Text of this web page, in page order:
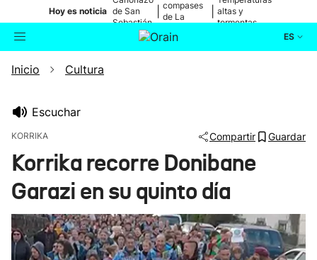
Hoy es noticia de San
Sebastián
compases
de La
altas y
tormentas
ES
Buscador
Ikusmiran
Eguraldia
Inicio Cultura
Escuchar
KORRIKA Compartir Guardar
Korrika recorre Donibane
Garazi en su quinto día